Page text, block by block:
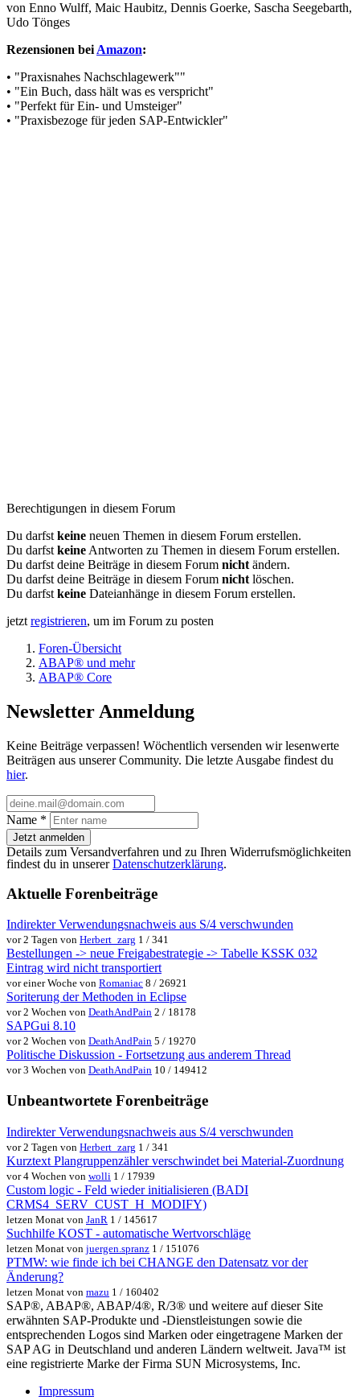
von Enno Wulff, Maic Haubitz, Dennis Goerke, Sascha Seegebarth,
Udo Tönges
Rezensionen bei Amazon:
• "Praxisnahes Nachschlagewerk""
• "Ein Buch, dass hält was es verspricht"
• "Perfekt für Ein- und Umsteiger"
• "Praxisbezoge für jeden SAP-Entwickler"
Berechtigungen in diesem Forum
Du darfst keine neuen Themen in diesem Forum erstellen.
Du darfst keine Antworten zu Themen in diesem Forum erstellen.
Du darfst deine Beiträge in diesem Forum nicht ändern.
Du darfst deine Beiträge in diesem Forum nicht löschen.
Du darfst keine Dateianhänge in diesem Forum erstellen.
jetzt registrieren, um im Forum zu posten
Foren-Übersicht
ABAP® und mehr
ABAP® Core
Newsletter Anmeldung
Keine Beiträge verpassen! Wöchentlich versenden wir lesenwerte
Beiträgen aus unserer Community. Die letzte Ausgabe findest du
hier.
Name *
Jetzt anmelden
Details zum Versandverfahren und zu Ihren Widerrufsmöglichkeiten
findest du in unsererDatenschutzerklärung.
Aktuelle Forenbeiträge
Indirekter Verwendungsnachweis aus S/4 verschwunden
vor 2 Tagen von Herbert_zarg 1 / 341
Bestellungen -> neue Freigabestrategie -> Tabelle KSSK 032
Eintrag wird nicht transportiert
vor einer Woche von Romaniac 8 / 26921
Soriterung der Methoden in Eclipse
vor 2 Wochen von DeathAndPain 2 / 18178
SAPGui 8.10
vor 2 Wochen von DeathAndPain 5 / 19270
Politische Diskussion - Fortsetzung aus anderem Thread
vor 3 Wochen von DeathAndPain 10 / 149412
Unbeantwortete Forenbeiträge
Indirekter Verwendungsnachweis aus S/4 verschwunden
vor 2 Tagen von Herbert_zarg 1 / 341
Kurztext Plangruppenzähler verschwindet bei Material-Zuordnung
vor 4 Wochen von wolli 1 / 17939
Custom logic - Feld wieder initialisieren (BADI
CRMS4_SERV_CUST_H_MODIFY)
letzen Monat von JanR 1 / 145617
Suchhilfe KOST - automatische Wertvorschläge
letzen Monat von juergen.spranz 1 / 151076
PTMW: wie finde ich bei CHANGE den Datensatz vor der
Änderung?
letzen Monat von mazu 1 / 160402
SAP®, ABAP®, ABAP/4®, R/3® und weitere auf dieser Site
erwähnten SAP-Produkte und -Dienstleistungen sowie die
entsprechenden Logos sind Marken oder eingetragene Marken der
SAP AG in Deutschland und anderen Ländern weltweit. Java™ ist
eine registrierte Marke der Firma SUN Microsystems, Inc.
Impressum